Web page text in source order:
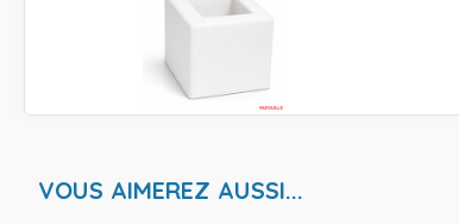
VOUS AIMEREZ AUSSI...